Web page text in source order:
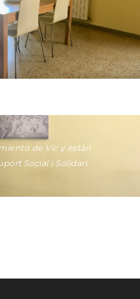
de Vic y están
Social i Solidari.